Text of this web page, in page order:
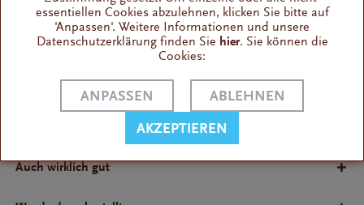
Wissenswertes
Magnetventil 2 Wege mit vernickeltem Körper. Technische
Bewertungen
Bewertungen lesen, schreiben und diskutieren...
Auch wirklich gut
essentiellen Cookies abzulehnen, klicken Sie bitte auf
'Anpassen'. Weitere Informationen und unsere
Datenschutzerklärung finden Sie hier. Sie können die
Cookies:
ANPASSEN
ABLEHNEN
AKZEPTIEREN